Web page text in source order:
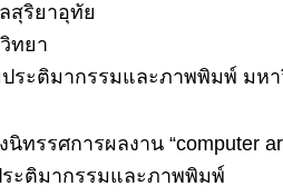
สุริยาอุทัย
ทยา
ระติมากรรมและภาพพิมพ์ มห
ทรรศการผลงาน “computer
ะติมากรรมและภาพพิมพ์